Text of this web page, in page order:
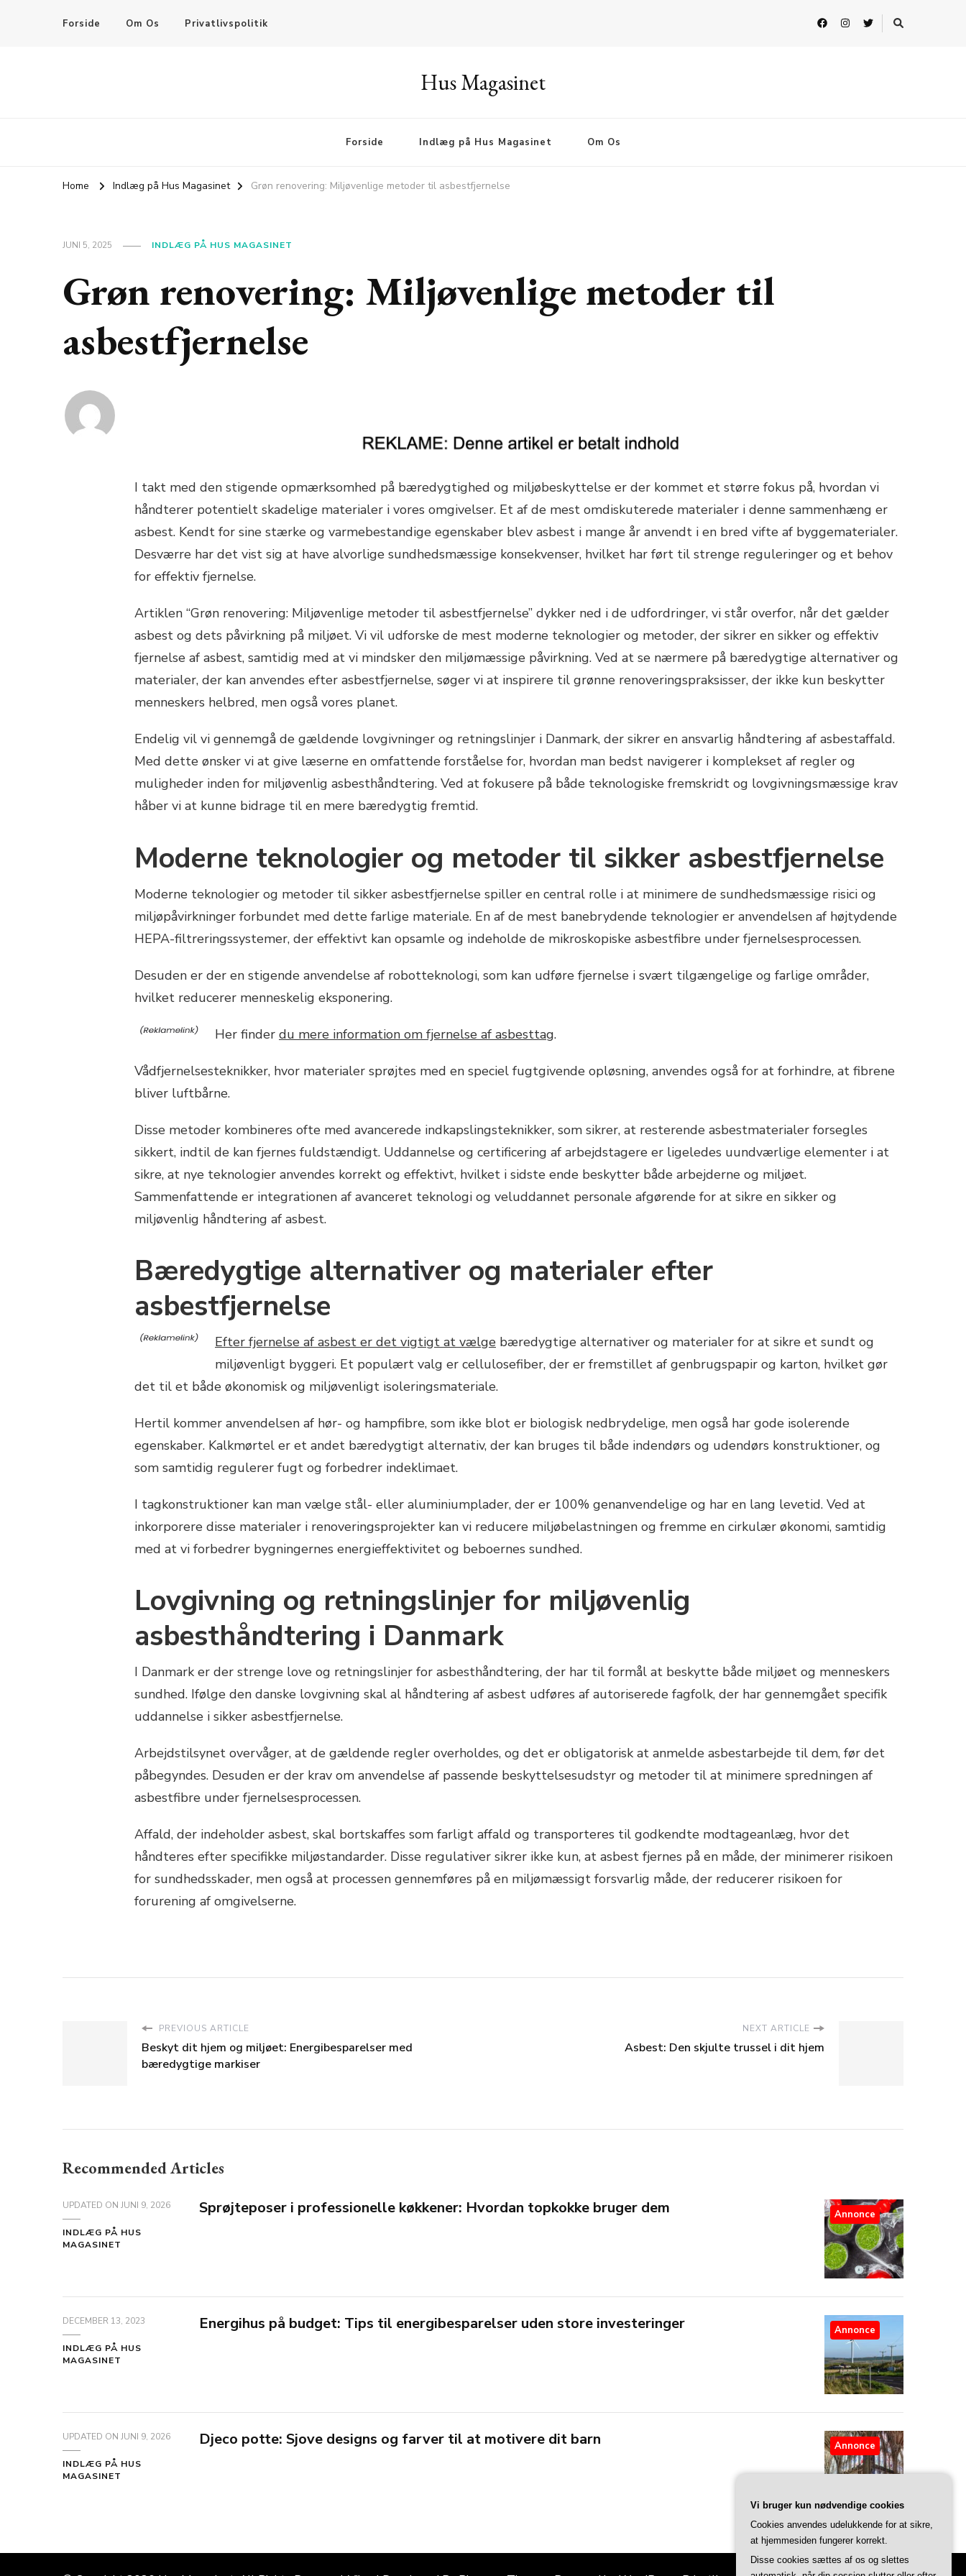
Forside Om Os Privatlivspolitik
Hus Magasinet
Forside Indlæg på Hus Magasinet Om Os
Home Indlæg på Hus Magasinet Grøn renovering: Miljøvenlige metoder til asbestfjernelse
JUNI 5, 2025 INDLÆG PÅ HUS MAGASINET
Grøn renovering: Miljøvenlige metoder til
asbestfjernelse
I takt med den stigende opmærksomhed på bæredygtighed og miljøbeskyttelse er der kommet et større fokus på, hvordan vi
håndterer potentielt skadelige materialer i vores omgivelser. Et af de mest omdiskuterede materialer i denne sammenhæng er
asbest. Kendt for sine stærke og varmebestandige egenskaber blev asbest i mange år anvendt i en bred vifte af byggematerialer.
Desværre har det vist sig at have alvorlige sundhedsmæssige konsekvenser, hvilket har ført til strenge reguleringer og et behov
for effektiv fjernelse.
Artiklen “Grøn renovering: Miljøvenlige metoder til asbestfjernelse” dykker ned i de udfordringer, vi står overfor, når det gælder
asbest og dets påvirkning på miljøet. Vi vil udforske de mest moderne teknologier og metoder, der sikrer en sikker og effektiv
fjernelse af asbest, samtidig med at vi mindsker den miljømæssige påvirkning. Ved at se nærmere på bæredygtige alternativer og
materialer, der kan anvendes efter asbestfjernelse, søger vi at inspirere til grønne renoveringspraksisser, der ikke kun beskytter
menneskers helbred, men også vores planet.
Endelig vil vi gennemgå de gældende lovgivninger og retningslinjer i Danmark, der sikrer en ansvarlig håndtering af asbestaffald.
Med dette ønsker vi at give læserne en omfattende forståelse for, hvordan man bedst navigerer i komplekset af regler og
muligheder inden for miljøvenlig asbesthåndtering. Ved at fokusere på både teknologiske fremskridt og lovgivningsmæssige krav
håber vi at kunne bidrage til en mere bæredygtig fremtid.
Moderne teknologier og metoder til sikker asbestfjernelse
Moderne teknologier og metoder til sikker asbestfjernelse spiller en central rolle i at minimere de sundhedsmæssige risici og
miljøpåvirkninger forbundet med dette farlige materiale. En af de mest banebrydende teknologier er anvendelsen af højtydende
HEPA-filtreringssystemer, der effektivt kan opsamle og indeholde de mikroskopiske asbestfibre under fjernelsesprocessen.
Desuden er der en stigende anvendelse af robotteknologi, som kan udføre fjernelse i svært tilgængelige og farlige områder,
hvilket reducerer menneskelig eksponering.
Her finder du mere information om fjernelse af asbesttag.
Vådfjernelsesteknikker, hvor materialer sprøjtes med en speciel fugtgivende opløsning, anvendes også for at forhindre, at fibrene
bliver luftbårne.
Disse metoder kombineres ofte med avancerede indkapslingsteknikker, som sikrer, at resterende asbestmaterialer forsegles
sikkert, indtil de kan fjernes fuldstændigt. Uddannelse og certificering af arbejdstagere er ligeledes uundværlige elementer i at
sikre, at nye teknologier anvendes korrekt og effektivt, hvilket i sidste ende beskytter både arbejderne og miljøet.
Sammenfattende er integrationen af avanceret teknologi og veluddannet personale afgørende for at sikre en sikker og
miljøvenlig håndtering af asbest.
Bæredygtige alternativer og materialer efter
asbestfjernelse
Efter fjernelse af asbest er det vigtigt at vælge bæredygtige alternativer og materialer for at sikre et sundt og
miljøvenligt byggeri. Et populært valg er cellulosefiber, der er fremstillet af genbrugspapir og karton, hvilket gør
det til et både økonomisk og miljøvenligt isoleringsmateriale.
Hertil kommer anvendelsen af hør- og hampfibre, som ikke blot er biologisk nedbrydelige, men også har gode isolerende
egenskaber. Kalkmørtel er et andet bæredygtigt alternativ, der kan bruges til både indendørs og udendørs konstruktioner, og
som samtidig regulerer fugt og forbedrer indeklimaet.
I tagkonstruktioner kan man vælge stål- eller aluminiumplader, der er 100% genanvendelige og har en lang levetid. Ved at
inkorporere disse materialer i renoveringsprojekter kan vi reducere miljøbelastningen og fremme en cirkulær økonomi, samtidig
med at vi forbedrer bygningernes energieffektivitet og beboernes sundhed.
Lovgivning og retningslinjer for miljøvenlig
asbesthåndtering i Danmark
I Danmark er der strenge love og retningslinjer for asbesthåndtering, der har til formål at beskytte både miljøet og menneskers
sundhed. Ifølge den danske lovgivning skal al håndtering af asbest udføres af autoriserede fagfolk, der har gennemgået specifik
uddannelse i sikker asbestfjernelse.
Arbejdstilsynet overvåger, at de gældende regler overholdes, og det er obligatorisk at anmelde asbestarbejde til dem, før det
påbegyndes. Desuden er der krav om anvendelse af passende beskyttelsesudstyr og metoder til at minimere spredningen af
asbestfibre under fjernelsesprocessen.
Affald, der indeholder asbest, skal bortskaffes som farligt affald og transporteres til godkendte modtageanlæg, hvor det
håndteres efter specifikke miljøstandarder. Disse regulativer sikrer ikke kun, at asbest fjernes på en måde, der minimerer risikoen
for sundhedsskader, men også at processen gennemføres på en miljømæssigt forsvarlig måde, der reducerer risikoen for
forurening af omgivelserne.
PREVIOUS ARTICLE
Beskyt dit hjem og miljøet: Energibesparelser med
bæredygtige markiser
NEXT ARTICLE
Asbest: Den skjulte trussel i dit hjem
Recommended Articles
UPDATED ON JUNI 9, 2026
INDLÆG PÅ HUS
MAGASINET
Sprøjteposer i professionelle køkkener: Hvordan topkokke bruger dem Annonce
DECEMBER 13, 2023
INDLÆG PÅ HUS
MAGASINET
Energihus på budget: Tips til energibesparelser uden store investeringer Annonce
UPDATED ON JUNI 9, 2026
INDLÆG PÅ HUS
MAGASINET
Djeco potte: Sjove designs og farver til at motivere dit barn Annonce
Vi bruger kun nødvendige cookies
Cookies anvendes udelukkende for at sikre,
at hjemmesiden fungerer korrekt.
Disse cookies sættes af os og slettes